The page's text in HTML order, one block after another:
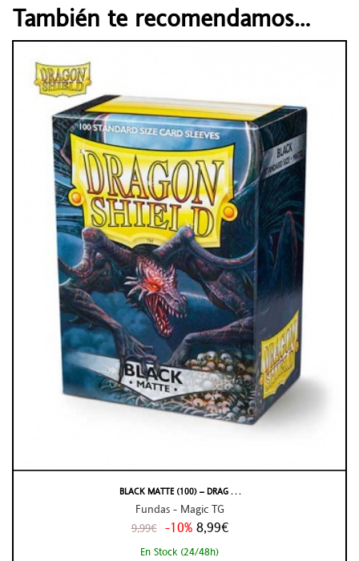
También te recomendamos…
BLACK MATTE (100) – DRAG . . .
Fundas - Magic TG
9,99€ -10% 8,99€
En Stock (24/48h)